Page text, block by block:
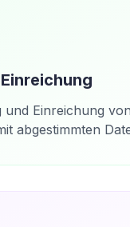
und Einreichung
abgestimmten